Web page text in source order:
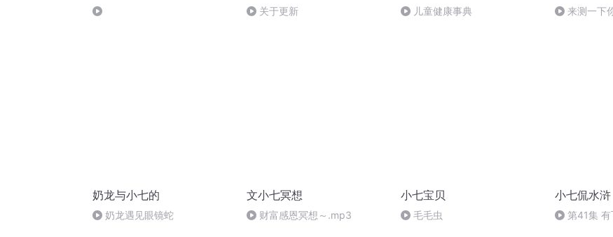
关于更新 儿童健康事典
来测一下
奶龙与小七的
奶龙遇见眼镜蛇
文小七冥想
财富感恩冥想～.mp3
小七宝贝
毛毛虫
小七侃水浒
第41集